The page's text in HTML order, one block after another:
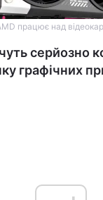
працює над
серйозно
графічних